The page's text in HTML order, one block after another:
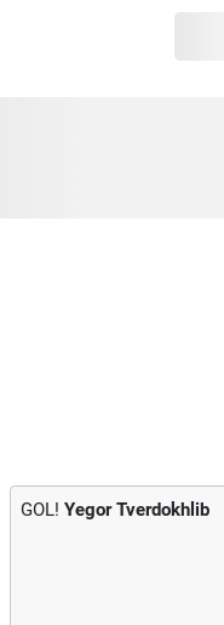
GOL! Yegor Tverdokhlib